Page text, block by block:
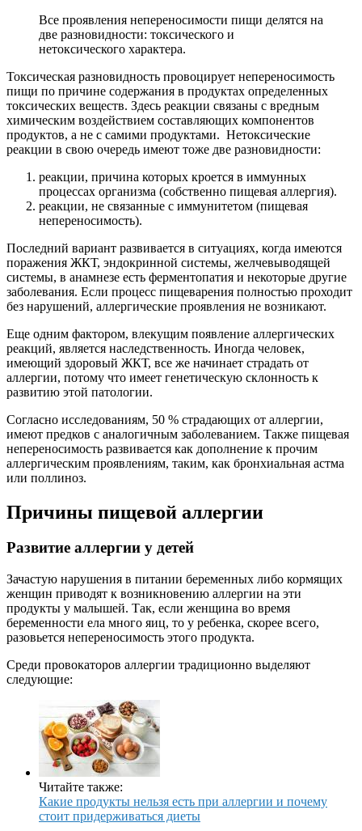
Все проявления непереносимости пищи делятся на
две разновидности: токсического и
нетоксического характера.
Токсическая разновидность провоцирует непереносимость
пищи по причине содержания в продуктах определенных
токсических веществ. Здесь реакции связаны с вредным
химическим воздействием составляющих компонентов
продуктов, а не с самими продуктами. Нетоксические
реакции в свою очередь имеют тоже две разновидности:
реакции, причина которых кроется в иммунных
процессах организма (собственно пищевая аллергия).
реакции, не связанные с иммунитетом (пищевая
непереносимость).
Последний вариант развивается в ситуациях, когда имеются
поражения ЖКТ, эндокринной системы, желчевыводящей
системы, в анамнезе есть ферментопатия и некоторые другие
заболевания. Если процесс пищеварения полностью проходит
без нарушений, аллергические проявления не возникают.
Еще одним фактором, влекущим появление аллергических
реакций, является наследственность. Иногда человек,
имеющий здоровый ЖКТ, все же начинает страдать от
аллергии, потому что имеет генетическую склонность к
развитию этой патологии.
Согласно исследованиям, 50 % страдающих от аллергии,
имеют предков с аналогичным заболеванием. Также пищевая
непереносимость развивается как дополнение к прочим
аллергическим проявлениям, таким, как бронхиальная астма
или поллиноз.
Причины пищевой аллергии
Развитие аллергии у детей
Зачастую нарушения в питании беременных либо кормящих
женщин приводят к возникновению аллергии на эти
продукты у малышей. Так, если женщина во время
беременности ела много яиц, то у ребенка, скорее всего,
разовьется непереносимость этого продукта.
Среди провокаторов аллергии традиционно выделяют
следующие:
Читайте также:
Какие продукты нельзя есть при аллергии и почему
стоит придерживаться диеты